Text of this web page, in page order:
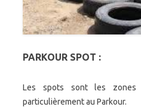
PARKOUR SPOT :
Les spots sont les zones
particulièrement au Parkour.